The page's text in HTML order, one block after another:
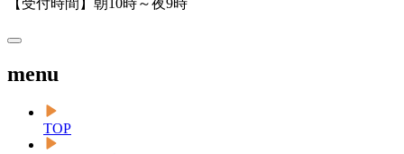
menu
TOP